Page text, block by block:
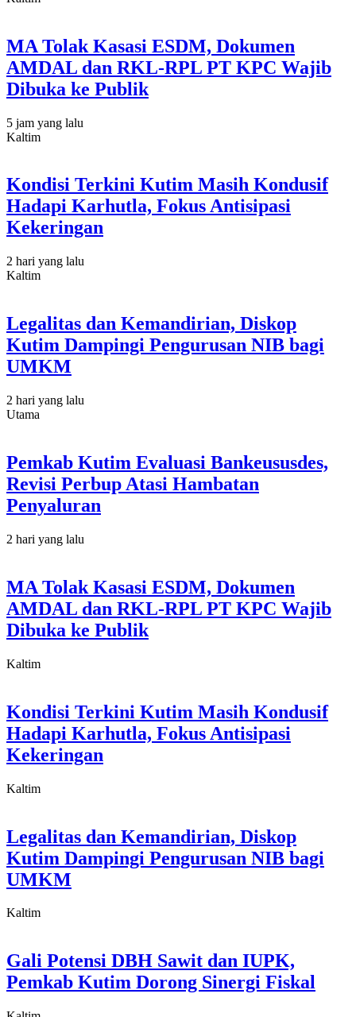
MA Tolak Kasasi ESDM, Dokumen
AMDAL dan RKL-RPL PT KPC Wajib
Dibuka ke Publik
5 jam yang lalu
Kaltim
Kondisi Terkini Kutim Masih Kondusif
Hadapi Karhutla, Fokus Antisipasi
Kekeringan
2 hari yang lalu
Kaltim
Legalitas dan Kemandirian, Diskop
Kutim Dampingi Pengurusan NIB bagi
UMKM
2 hari yang lalu
Utama
Pemkab Kutim Evaluasi Bankeususdes,
Revisi Perbup Atasi Hambatan
Penyaluran
2 hari yang lalu
MA Tolak Kasasi ESDM, Dokumen
AMDAL dan RKL-RPL PT KPC Wajib
Dibuka ke Publik
Kaltim
Kondisi Terkini Kutim Masih Kondusif
Hadapi Karhutla, Fokus Antisipasi
Kekeringan
Kaltim
Legalitas dan Kemandirian, Diskop
Kutim Dampingi Pengurusan NIB bagi
UMKM
Kaltim
Gali Potensi DBH Sawit dan IUPK,
Pemkab Kutim Dorong Sinergi Fiskal